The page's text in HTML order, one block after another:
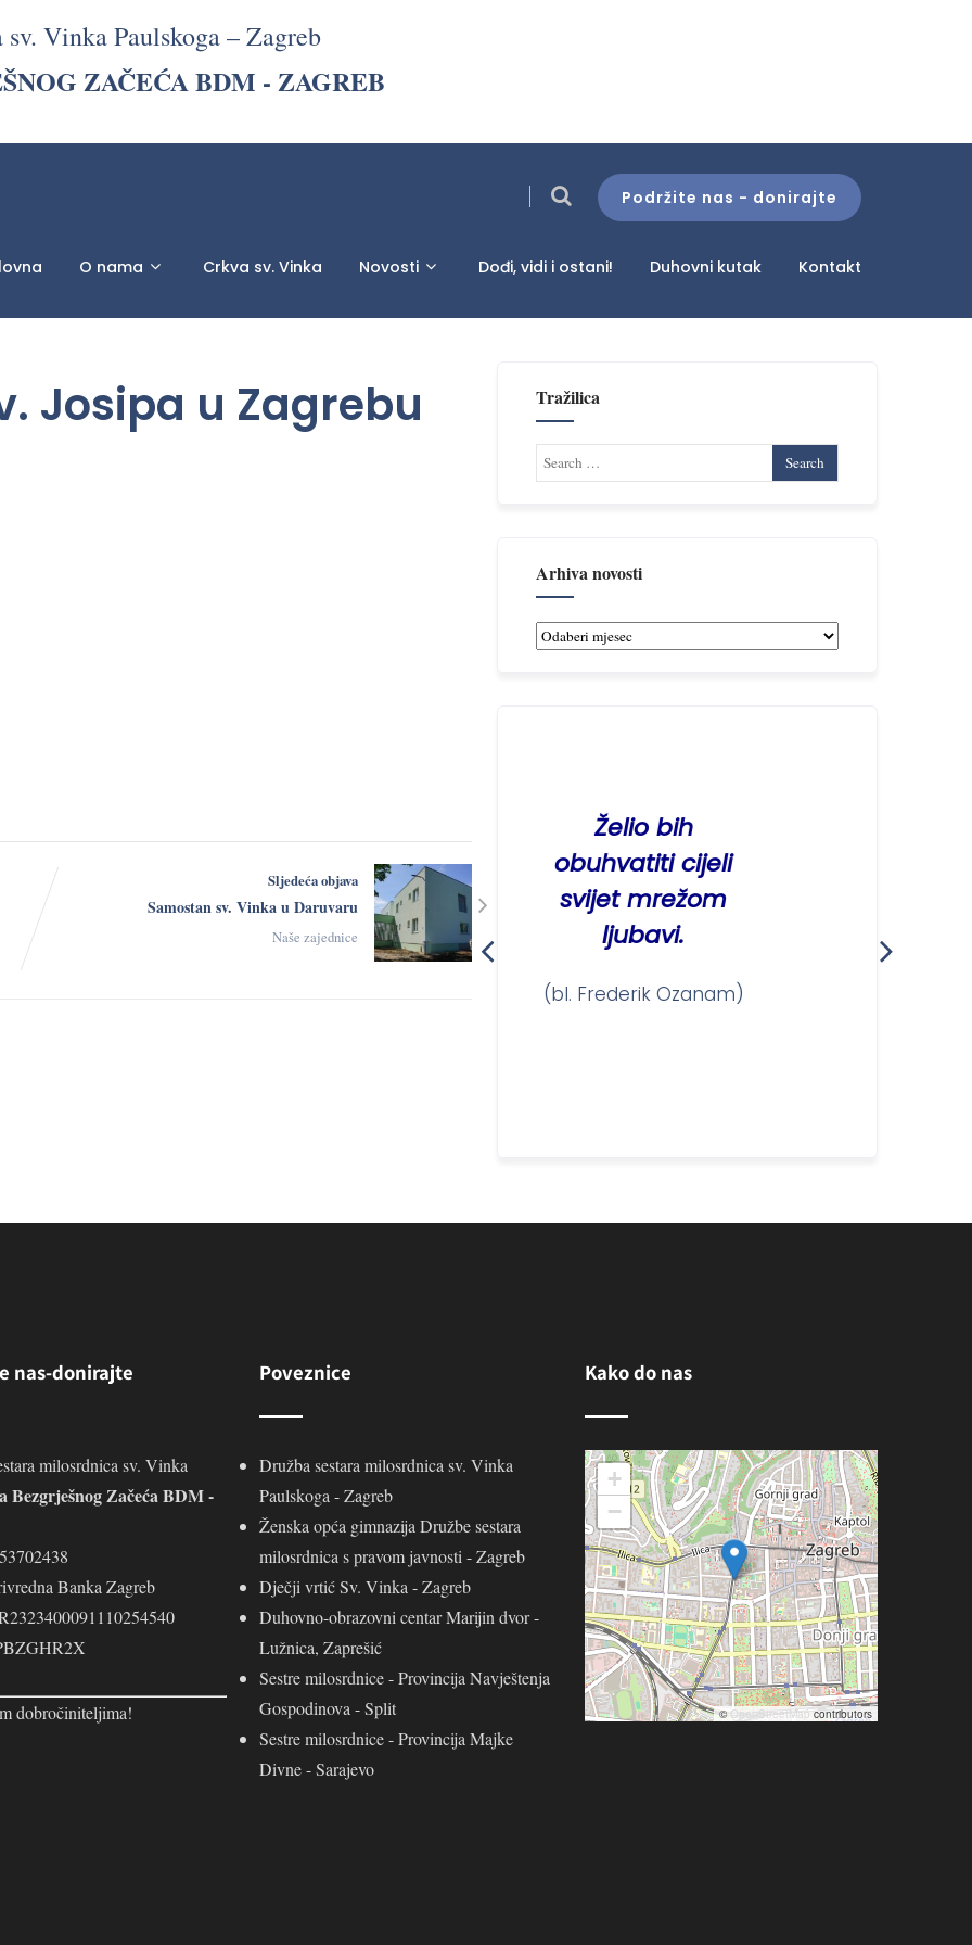
Vinka Paulskoga – Zagreb
ZAČEĆA BDM - ZAGREB
Podržite nas - donirajte
O nama Crkva sv. Vinka Novosti Dođi, vidi i ostani! Duhovni kutak Kontakt
Josipa u Zagrebu
Sljedeća objava
Samostan sv. Vinka u Daruvaru
Naše zajednice
Tražilica
Arhiva novosti
Arhiva
ugodno ako to
ne činimo s
Želio bih
obuhvatiti cijeli
svijet mrežom
ljubavi.
(bl. Frederik Ozanam)
od Njega
odijeljeni.
nas-donirajte
milosrdnica sv. Vinka
Bezgrješnog Začeća BDM -
Banka Zagreb
dobročiniteljima!
Poveznice
Družba sestara milosrdnica sv. Vinka
Paulskoga - Zagreb
Ženska opća gimnazija Družbe sestara
milosrdnica s pravom javnosti - Zagreb
Dječji vrtić Sv. Vinka - Zagreb
Duhovno-obrazovni centar Marijin dvor -
Lužnica, Zaprešić
Sestre milosrdnice - Provincija Navještenja
Gospodinova - Split
Sestre milosrdnice - Provincija Majke
Divne - Sarajevo
Kako do nas
+
−
©OpenStreetMapcontributors